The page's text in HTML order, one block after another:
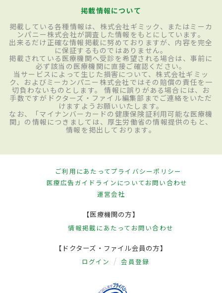
掲載情報について
掲載している各種情報は、株式会社ギミック、またはミーカ
ンパニー株式会社が調査した情報をもとにしています。
出来るだけ正確な情報掲載に努めておりますが、内容を完全
に保証するものではありません。
掲載されている医療機関へ受診を希望される場合は、事前に
必ず該当の医療機関に直接ご確認ください。
当サービスによって生じた損害について、株式会社ギミッ
ク、およびミーカンパニー株式会社ではその賠償の責任を一
切負わないものとします。 情報に誤りがある場合には、お
手数ですがドクターズ・ファイル編集部までご連絡をいただ
けますようお願いいたします。
なお、「マイナンバーカードの健康保険証利用可能な医療機
関」の情報につきましては、厚生労働省の情報提供のもと、
情報を掲出しております。
ご利用にあたってプライバシーポリシー
医療広告ガイドラインについてお問い合わせ
運営会社
【医療機関の方】
情報掲載にあたって お問い合わせ
【ドクターズ・ファイル会員の方】
ログイン 会員登録